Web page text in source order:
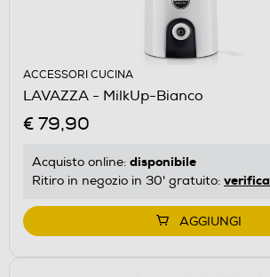
ACCESSORI CUCINA
LAVAZZA - MilkUp-Bianco
€ 79,90
Acquisto online: disponibile
Ritiro in negozio in 30' gratuito: verifica
AGGIUNGI